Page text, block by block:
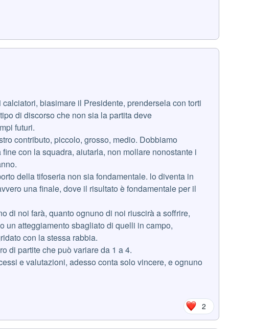
biasimare il Presidente, prendersela con torti
di discorso che non sia la partita deve
futuri.
contributo, piccolo, grosso, medio. Dobbiamo
con la squadra, aiutarla, non mollare nonostante i
della tifoseria non sia fondamentale. lo diventa in
una finale, dove il risultato è fondamentale per il
di noi farà, quanto ognuno di noi riuscirà a soffrire,
un atteggiamento sbagliato di quelli in campo,
con la stessa rabbia.
di partite che può variare da 1 a 4.
e valutazioni, adesso conta solo vincere, e ognuno
2